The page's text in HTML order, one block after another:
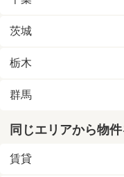
茨城
栃木
群馬
同じエリアから物
賃貸